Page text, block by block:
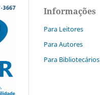
Informações
Para Leitores
Para Autores
Para Bibliotecários